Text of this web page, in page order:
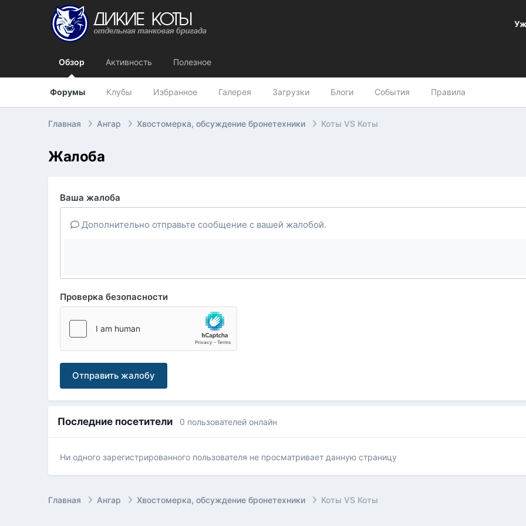
Обзор
Форумы Клубы Избранное Галерея Загрузки Блоги События Правила
Активность Полезное
Главная Ангар Хвостомерка, обсуждение бронетехники Коты VS Коты
Жалоба
Ваша жалоба
Дополнительно отправьте сообщение с вашей жалобой.
Проверка безопасности
Отправить жалобу
Последние посетители 0 пользователей онлайн
Ни одного зарегистрированного пользователя не просматривает данную страницу
Главная Ангар Хвостомерка, обсуждение бронетехники Коты VS Коты